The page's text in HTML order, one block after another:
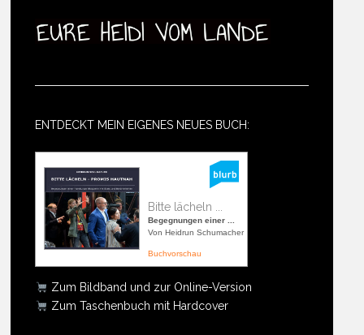
ENTDECKT MEIN EIGENES NEUES BUCH:
Bitte lächeln ...
Begegnungen einer ...
Von Heidrun Schumacher
Buchvorschau
Zum Bildband und zur Online-Version
Zum Taschenbuch mit Hardcover